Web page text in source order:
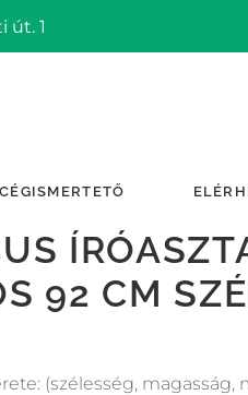
út. 1
CÉGISMERTETŐ
92 CM
(szélesség, magasság,